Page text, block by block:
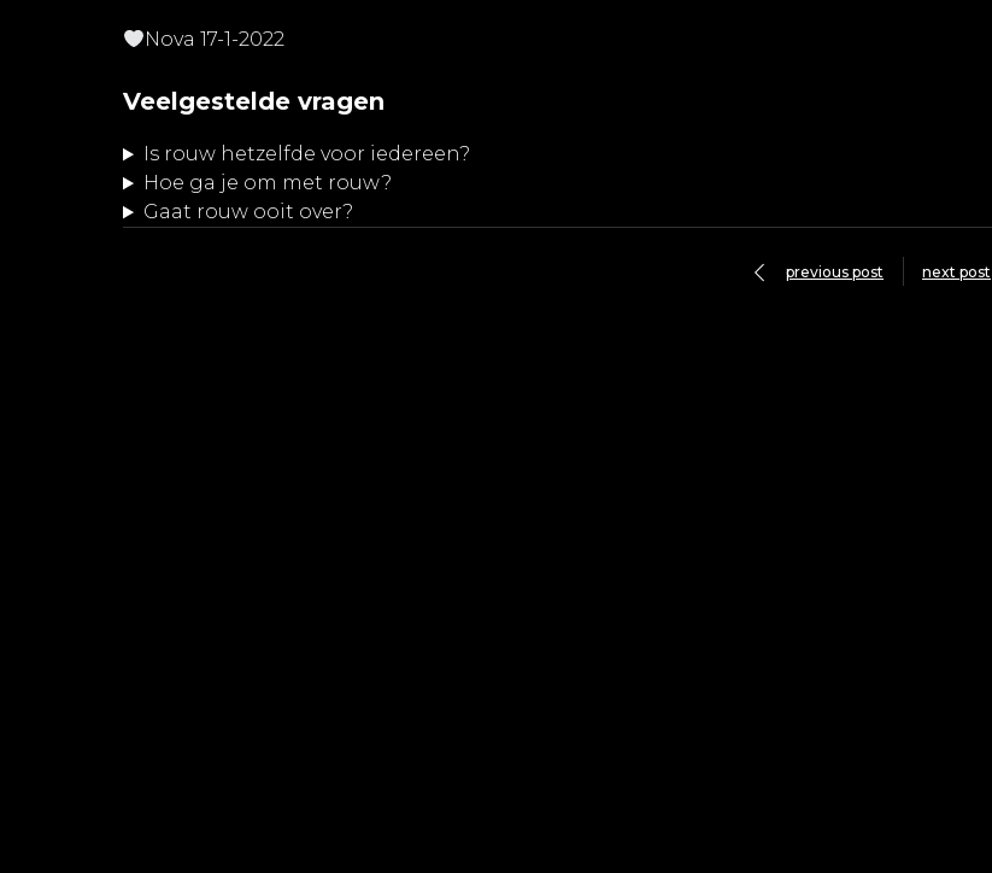
Nova 17-1-2022
Veelgestelde vragen
Is rouw hetzelfde voor iedereen?
Hoe ga je om met rouw?
Gaat rouw ooit over?
previous post next post